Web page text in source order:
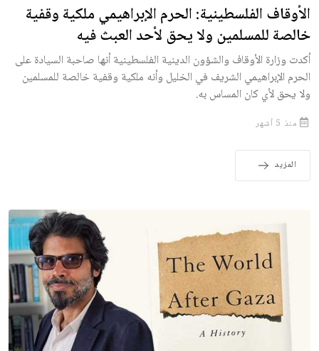
الأوقاف الفلسطينية: الحرم الإبراهيمي ملكية وقفية
خالصة للمسلمين ولا يحق لأحد العبث فيه
أكدت وزارة الأوقاف والشؤون الدينية الفلسطينية أنها صاحبة السيادة على
الحرم الإبراهيمي الشريف في الخليل وأنه ملكية وقفية خالصة للمسلمين
ولا يحق لأي كان المساس به.
منذ 5 أشهر
المزيد